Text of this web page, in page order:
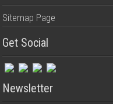
Sitemap Page
Get Social
Newsletter